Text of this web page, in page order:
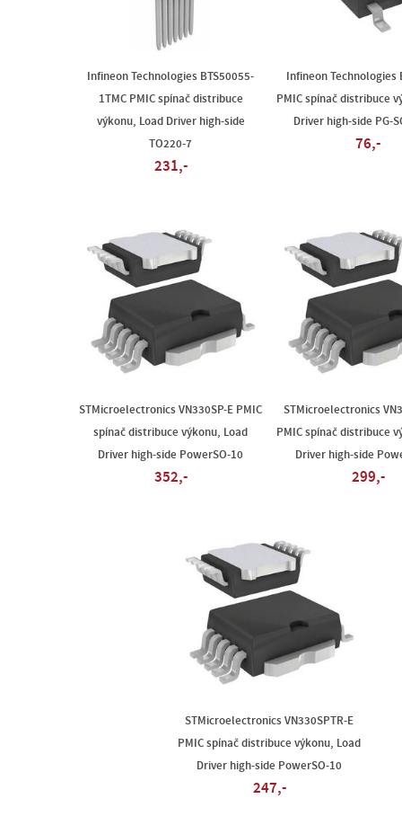
Infineon Technologies BTS50055-
1TMC PMIC spínač distribuce
výkonu, Load Driver high-side
TO220-7
231,-
Infineon Technologies
PMIC spínač distribuce
Driver high-side PG-
76,-
STMicroelectronics VN330SP-E PMIC
spínač distribuce výkonu, Load
Driver high-side PowerSO-10
352,-
STMicroelectronics
PMIC spínač distribuce
Driver high-side
299,-
STMicroelectronics VN330SPTR-E
PMIC spínač distribuce výkonu, Load
Driver high-side PowerSO-10
247,-